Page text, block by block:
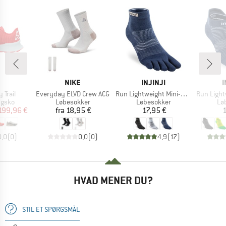
Trail
pris
€
(0)
MÆRKE
NIKE
Artikel
Everyday ELVD Crew ACG
Produktgruppe
Løbesokker
Pris
fra 18,95 €
0,0(0)
MÆRKE
INJINJI
Artikel
Run Lightweight Mini-Crew
Produktgruppe
Løbesokker
Pris
17,95 €
4,9(17)
Artikel
Run
HVAD MENER DU?
STIL ET SPØRGSMÅL